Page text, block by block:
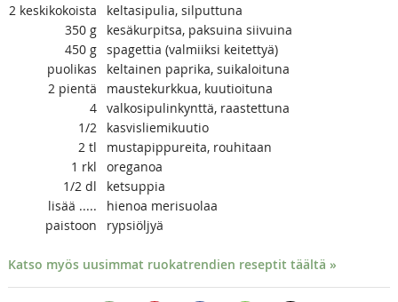
2 keskikokoista
keltasipulia, silputtuna
350 g
kesäkurpitsa, paksuina siivuina
450 g spagettia (valmiiksi keitettyä)
puolikas
keltainen paprika, suikaloituna
2 pientä
maustekurkkua, kuutioituna
4 valkosipulinkynttä, raastettuna
1/2
kasvisliemikuutio
2 tl
mustapippureita, rouhitaan
1 rkl
oreganoa
1/2 dl
ketsuppia
lisää .....
hienoa merisuolaa
paistoon
rypsiöljyä
Katso myös uusimmat ruokatrendien reseptit täältä »